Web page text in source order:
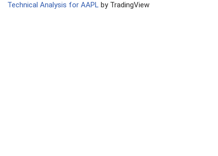
Technical Analysis for AAPL by TradingView